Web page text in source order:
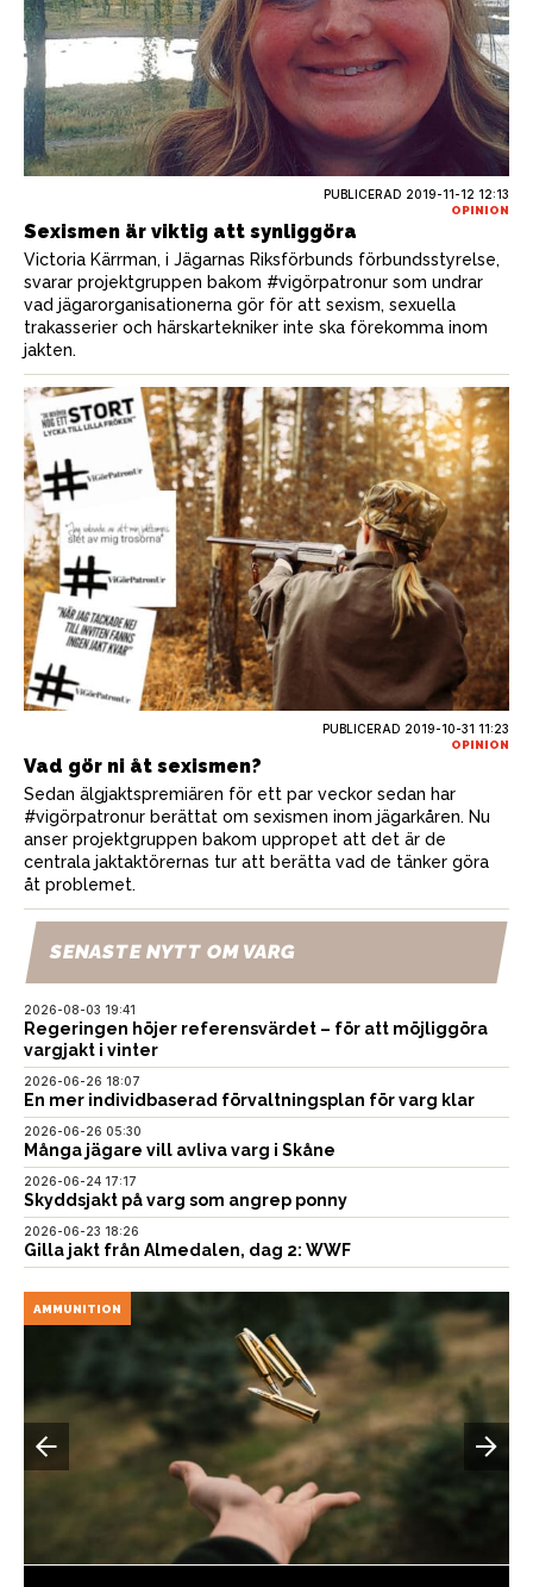
PUBLICERAD 2019-11-12 12:13
OPINION
Sexismen är viktig att synliggöra
Victoria Kärrman, i Jägarnas Riksförbunds förbundsstyrelse,
svarar projektgruppen bakom #vigörpatronur som undrar
vad jägarorganisationerna gör för att sexism, sexuella
trakasserier och härskartekniker inte ska förekomma inom
jakten.
PUBLICERAD 2019-10-31 11:23
OPINION
Vad gör ni åt sexismen?
Sedan älgjaktspremiären för ett par veckor sedan har
#vigörpatronur berättat om sexismen inom jägarkåren. Nu
anser projektgruppen bakom uppropet att det är de
centrala jaktaktörernas tur att berätta vad de tänker göra
åt problemet.
SENASTE NYTT OM VARG
2026-08-03 19:41
Regeringen höjer referensvärdet – för att möjliggöra
vargjakt i vinter
2026-06-26 18:07
En mer individbaserad förvaltningsplan för varg klar
2026-06-26 05:30
Många jägare vill avliva varg i Skåne
2026-06-24 17:17
Skyddsjakt på varg som angrep ponny
2026-06-23 18:26
Gilla jakt från Almedalen, dag 2: WWF
AMMUNITION